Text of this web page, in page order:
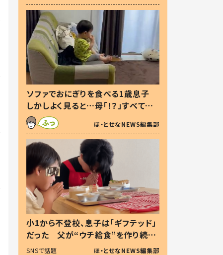
ソファでおにぎりを食べる1歳息子
しかしよく見ると…母「！？」すべてを
察した母の投稿に「可愛いから許
す！」「現行犯〜」
ほ・とせなNEWS編集部
小1から不登校、息子は「ギフテッド」
だった 父が“ウチ給食”を作り続け
る理由とは #令和の親 #令和の子
SNSで話題 ほ・とせなNEWS編集部